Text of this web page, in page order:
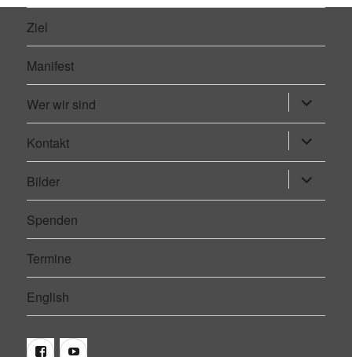
Ziel
Manifest
Wer wir sind
öffnen
Kontakt
öffnen
Bilder
öffnen
Spenden
Termine
English
FacebookYoutube